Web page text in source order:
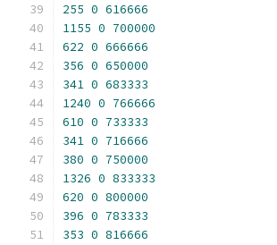
255 0 616666
1155 0 700000
622 0 666666
356 0 650000
341 0 683333
1240 0 766666
610 0 733333
341 0 716666
380 0 750000
1326 0 833333
620 0 800000
396 0 783333
353 0 816666